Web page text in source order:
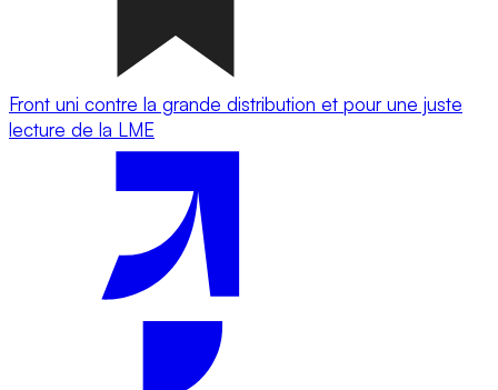
Front uni contre la grande distribution et pour une juste
lecture de la LME